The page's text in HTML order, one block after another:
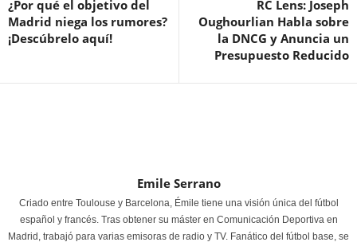
¿Por qué el objetivo del
Madrid niega los rumores?
¡Descúbrelo aquí!
RC Lens: Joseph
Oughourlian Habla sobre
la DNCG y Anuncia un
Presupuesto Reducido
Emile Serrano
Criado entre Toulouse y Barcelona, Émile tiene una visión única del fútbol
español y francés. Tras obtener su máster en Comunicación Deportiva en
Madrid, trabajó para varias emisoras de radio y TV. Fanático del fútbol base, se